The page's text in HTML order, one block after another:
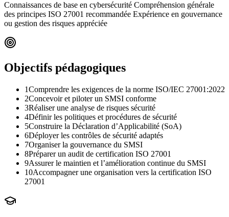
Connaissances de base en cybersécurité Compréhension générale
des principes ISO 27001 recommandée Expérience en gouvernance
ou gestion des risques appréciée
Objectifs pédagogiques
1Comprendre les exigences de la norme ISO/IEC 27001:2022
2Concevoir et piloter un SMSI conforme
3Réaliser une analyse de risques sécurité
4Définir les politiques et procédures de sécurité
5Construire la Déclaration d’Applicabilité (SoA)
6Déployer les contrôles de sécurité adaptés
7Organiser la gouvernance du SMSI
8Préparer un audit de certification ISO 27001
9Assurer le maintien et l’amélioration continue du SMSI
10Accompagner une organisation vers la certification ISO
27001